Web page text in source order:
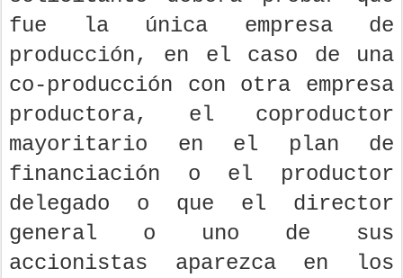
fue la única empresa de
producción, en el caso de una
co-producción con otra empresa
productora, el coproductor
mayoritario en el plan de
financiación o el productor
delegado o que el director
general o uno de sus
accionistas aparezca en los